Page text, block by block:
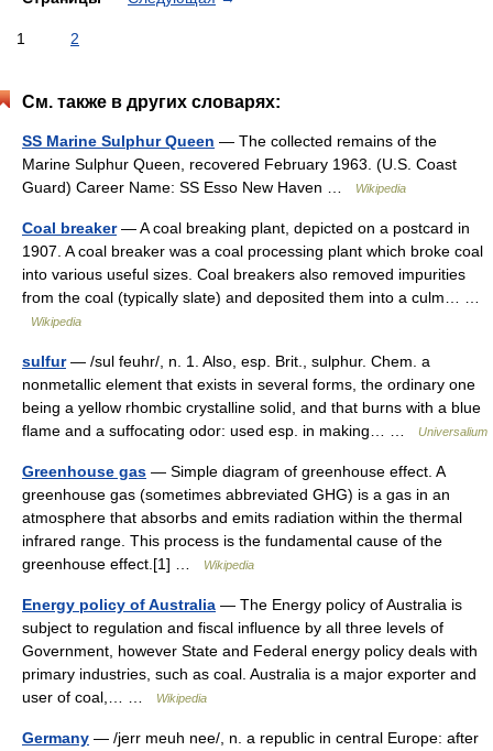
1 2
См. также в других словарях:
SS Marine Sulphur Queen — The collected remains of the
Marine Sulphur Queen, recovered February 1963. (U.S. Coast
Guard) Career Name: SS Esso New Haven …
Wikipedia
Coal breaker— A coal breaking plant, depicted on a postcard in
1907. A coal breaker was a coal processing plant which broke coal
into various useful sizes. Coal breakers also removed impurities
from the coal (typically slate) and deposited them into a culm… …
Wikipedia
sulfur— /sul feuhr/, n. 1. Also, esp. Brit., sulphur. Chem. a
nonmetallic element that exists in several forms, the ordinary one
being a yellow rhombic crystalline solid, and that burns with a blue
flame and a suffocating odor: used esp. in making… …
Universalium
Greenhouse gas — Simple diagram of greenhouse effect. A
greenhouse gas (sometimes abbreviated GHG) is a gas in an
atmosphere that absorbs and emits radiation within the thermal
infrared range. This process is the fundamental cause of the
greenhouse effect.[1] …
Wikipedia
Energy policy of Australia — The Energy policy of Australia is
subject to regulation and fiscal influence by all three levels of
Government, however State and Federal energy policy deals with
primary industries, such as coal. Australia is a major exporter and
user of coal,… …
Wikipedia
Germany — /jerr meuh nee/, n. a republic in central Europe: after